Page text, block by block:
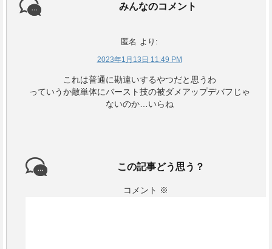
みんなのコメント
匿名 より:
2023年1月13日 11:49 PM
これは普通に勘違いするやつだと思うわ
っていうか敵単体にバースト技の被ダメアップデバフじゃ
ないのか…いらね
この記事どう思う？
コメント ※